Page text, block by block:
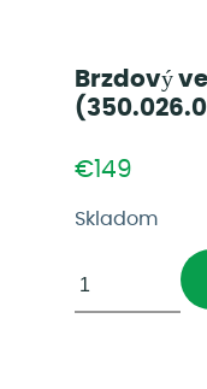
Brzdový
€149
Skladom